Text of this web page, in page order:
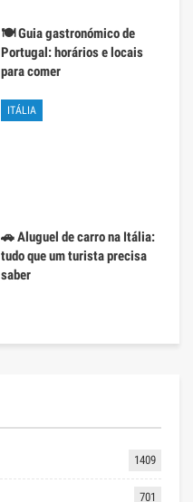
🍽️ Guia gastronómico de
Portugal: horários e locais
para comer
ITÁLIA
🚗 Aluguel de carro na Itália:
tudo que um turista precisa
saber
1409
701